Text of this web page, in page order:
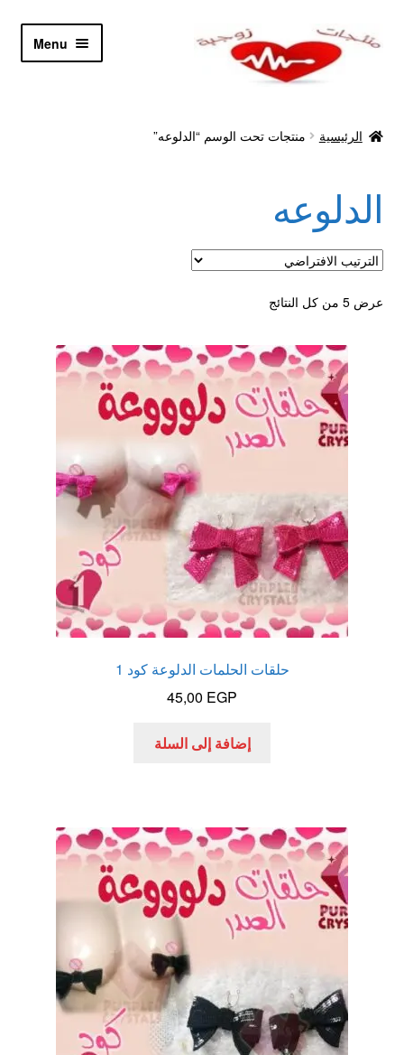
Skip
Skip
Menu
أدوية تكبير و تضخيم العضو
اتصل بنا
اتمام الطلب
ادوية تخسيس
اكسسوارات مثيره
الاكثر مبيعا
العاب زوجية
المتجر
تاتوهات مثيره
حسابي
زيوت مساج و نكهات للمداعبه
عروض
علاج سرعة القذف
كاندم سيليكون
منتجات الانتصاب
الرئيسية منتجات تحت الوسم “الدلوعه”
الدلوعه
عرض ⁦5⁩ من كل النتائج
حلقات الحلمات الدلوعة كود 1
45,00 EGP
إضافة إلى السلة